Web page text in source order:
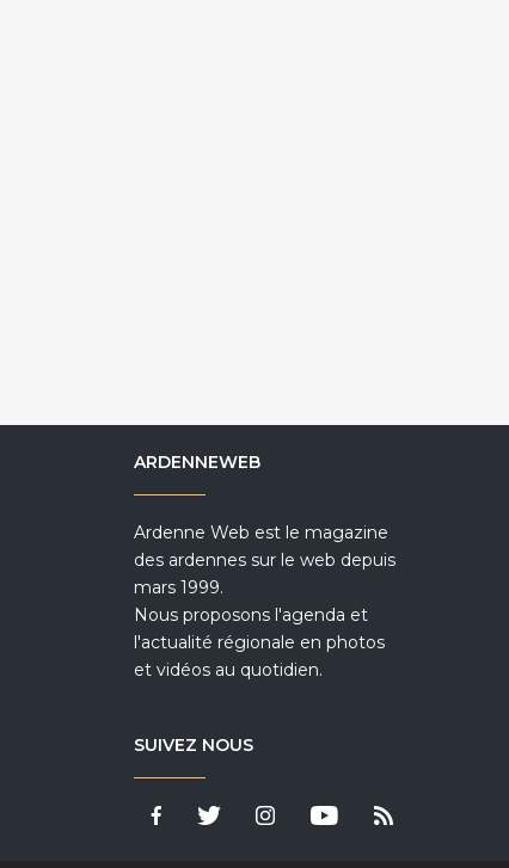
ARDENNEWEB
Ardenne Web est le magazine
des ardennes sur le web depuis
mars 1999.
Nous proposons l'agenda et
l'actualité régionale en photos
et vidéos au quotidien.
SUIVEZ NOUS